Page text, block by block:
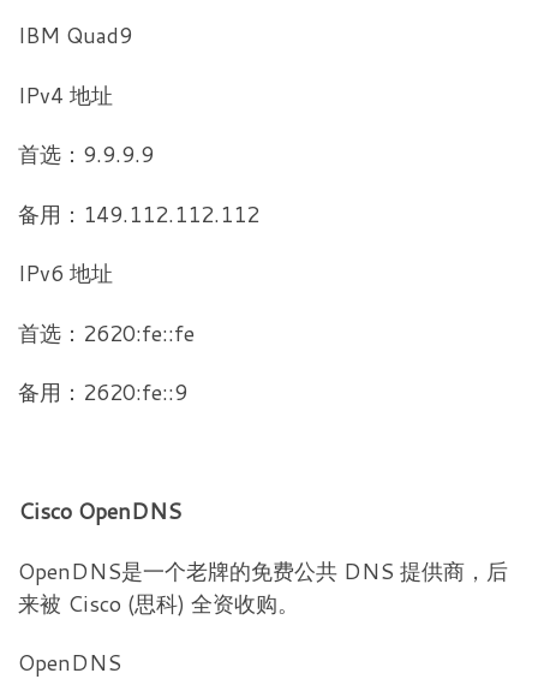
IBM Quad9
IPv4 地址
首选：9.9.9.9
备用：149.112.112.112
IPv6 地址
首选：2620:fe::fe
备用：2620:fe::9
Cisco OpenDNS
OpenDNS是一个老牌的免费公共 DNS 提供商，后
来被 Cisco (思科) 全资收购。
OpenDNS